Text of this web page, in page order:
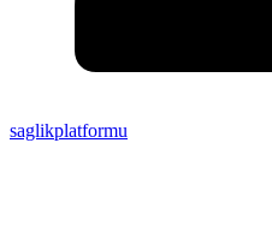
saglikplatformu